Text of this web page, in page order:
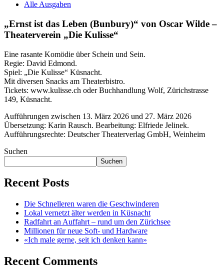
Alle Ausgaben
„Ernst ist das Leben (Bunbury)“ von Oscar Wilde –
Theaterverein „Die Kulisse“
Eine rasante Komödie über Schein und Sein.
Regie: David Edmond.
Spiel: „Die Kulisse“ Küsnacht.
Mit diversen Snacks am Theaterbistro.
Tickets: www.kulisse.ch oder Buchhandlung Wolf, Zürichstrasse
149, Küsnacht.
Aufführungen zwischen 13. März 2026 und 27. März 2026
Übersetzung: Karin Rausch. Bearbeitung: Elfriede Jelinek.
Aufführungsrechte: Deutscher Theaterverlag GmbH, Weinheim
Suchen
Suchen
Recent Posts
Die Schnelleren waren die Geschwinderen
Lokal vernetzt älter werden in Küsnacht
Radfahrt an Auffahrt – rund um den Zürichsee
Millionen für neue Soft- und Hardware
«Ich male gerne, seit ich denken kann»
Recent Comments